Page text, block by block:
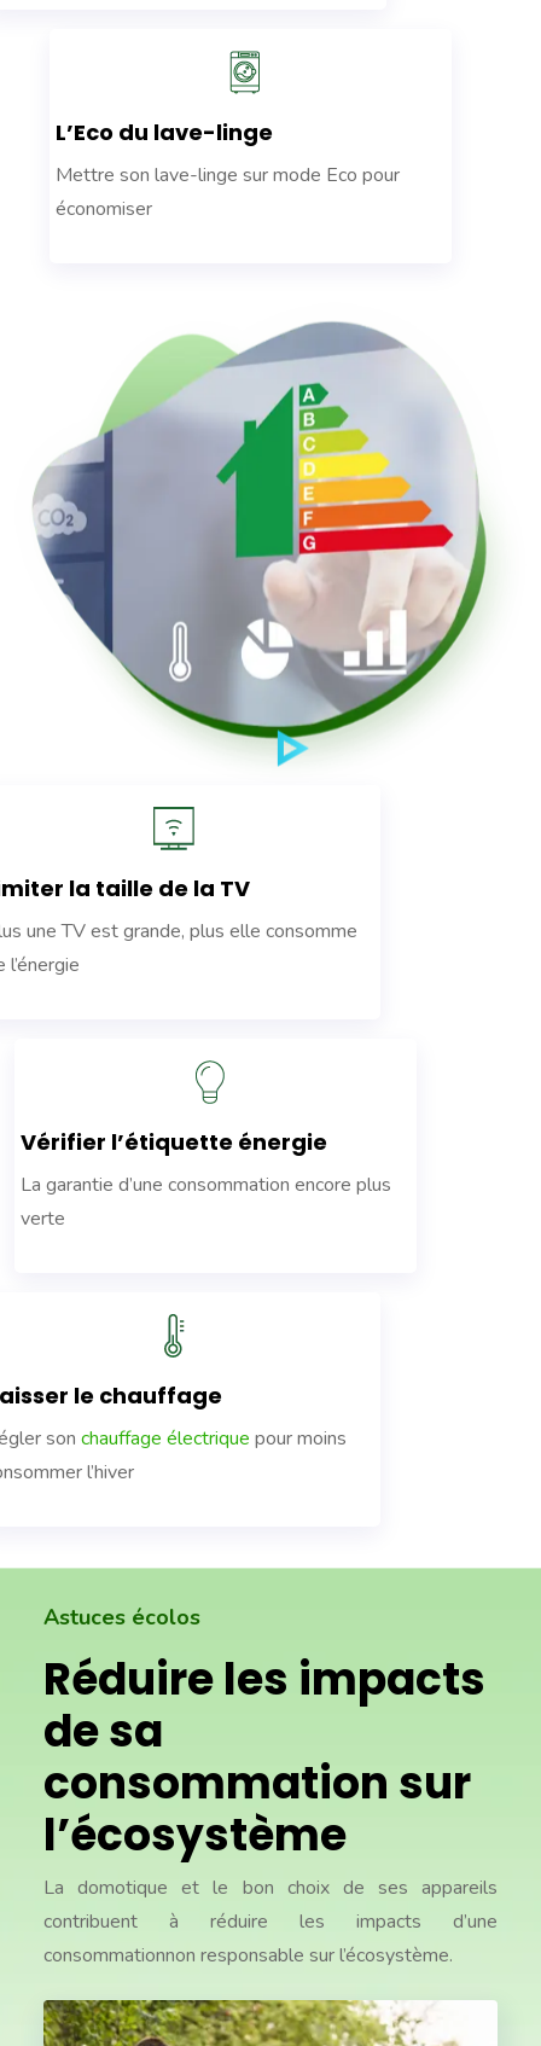
L’Eco du lave-linge
Mettre son lave-linge sur mode Eco pour
économiser
la taille de la TV
une TV est grande, plus elle consomme
l’énergie
Vérifier l’étiquette énergie
La garantie d’une consommation encore plus
verte
le chauffage
son chauffage électrique pour moins
l’hiver
Astuces écolos
Réduire les impacts
de sa
consommation sur
l’écosystème
La domotique et le bon choix de ses appareils
contribuent à réduire les impacts d’une
consommationnon responsable sur l’écosystème.